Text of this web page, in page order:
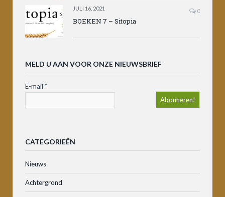
JULI 16, 2021 0
BOEKEN 7 – Sitopia
MELD U AAN VOOR ONZE NIEUWSBRIEF
E-mail *
CATEGORIEËN
Nieuws
Achtergrond